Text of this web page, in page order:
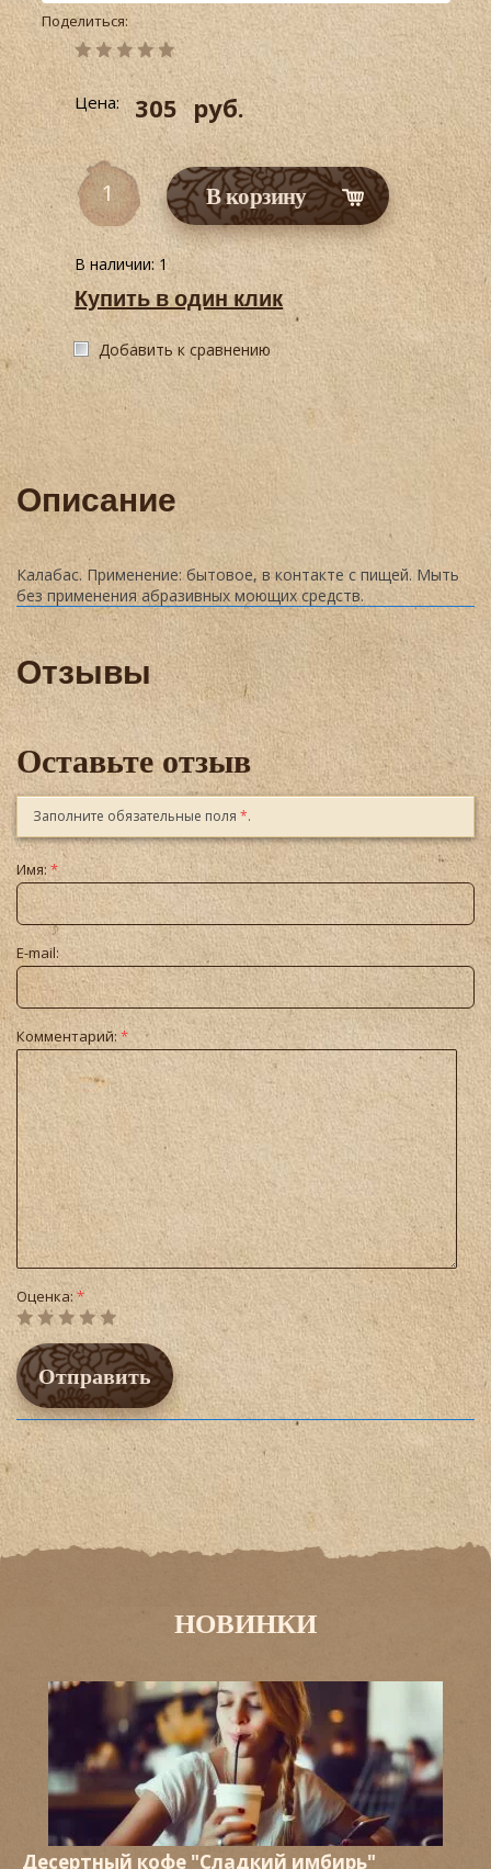
НОВИНКИ
Десертный кофе "Сладкий имбирь"
Поделиться:
Цена: 305 руб.
В корзину
В наличии:1
Купить в один клик
Добавить к сравнению
Описание
Калабас. Применение: бытовое, в контакте с пищей. Мыть
без применения абразивных моющих средств.
Отзывы
Оставьте отзыв
Заполните обязательные поля *.
Имя: *
E-mail:
Комментарий: *
Оценка: *